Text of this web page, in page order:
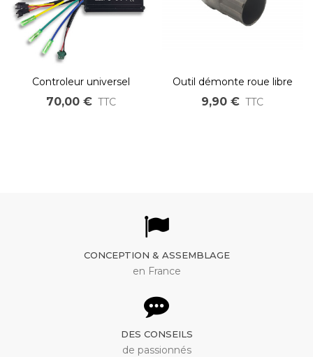
Controleur universel
générique pour la
réparation des VAE 250W
70,00 € TTC
Outil démonte roue libre
pour axe moteur de 12 et
9,90 € TTC
CONCEPTION & ASSEMBLAGE
en France
DES CONSEILS
de passionnés